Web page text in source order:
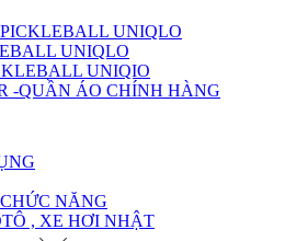
UNIQLO
UNIQLO
UNIQIO
-QUẦN ÁO CHÍNH HÀNG
NĂNG
, XE HƠI NHẬT